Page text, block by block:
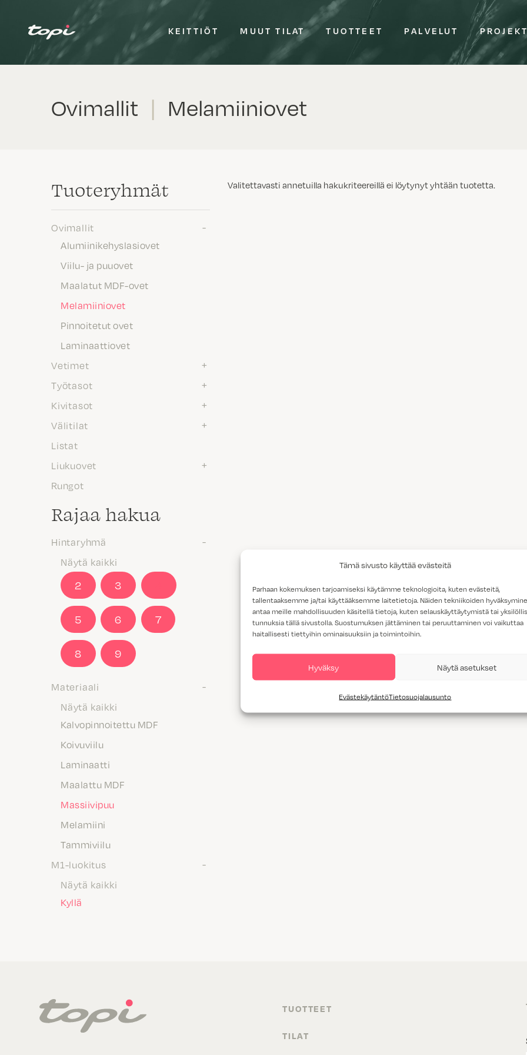
Tämä sivusto käyttää evästeitä
Parhaan kokemuksen tarjoamiseksi käytämme teknologioita, kuten evästeitä,
tallentaaksemme ja/tai käyttääksemme laitetietoja. Näiden tekniikoiden
antaa meille mahdollisuuden käsitellä tietoja, kuten selauskäyttäytymistä tai
tunnuksia tällä sivustolla. Suostumuksen jättäminen tai peruuttaminen voi vaikuttaa
haitallisesti tiettyihin ominaisuuksiin ja toimintoihin.
Hyväksy Näytä asetukset
EvästekäytäntöTietosuojalausunto
KEITTIÖT MUUT TILAT TUOTTEET PALVELUT
Ovimallit | Melamiiniovet
Tuote­ryhmät
Ovimallit
Alumiinikehyslasiovet
Viilu- ja puuovet
Maalatut MDF-ovet
Melamiiniovet
Pinnoitetut ovet
Laminaattiovet
Vetimet
Työtasot
Kivitasot
Välitilat
Listat
Liukuovet
Rungot
Rajaa hakua
Hintaryhmä
Näytä kaikki
2 3
5 6 7
8 9
Materiaali
Näytä kaikki
Kalvopinnoitettu MDF
Koivuviilu
Laminaatti
Maalattu MDF
Massiivipuu
Melamiini
Tammiviilu
M1-luokitus
Näytä kaikki
Kyllä
Valitettavasti annetuilla hakukriteereillä ei löytynyt yhtään tuotetta.
TUOTTEET
TILAT